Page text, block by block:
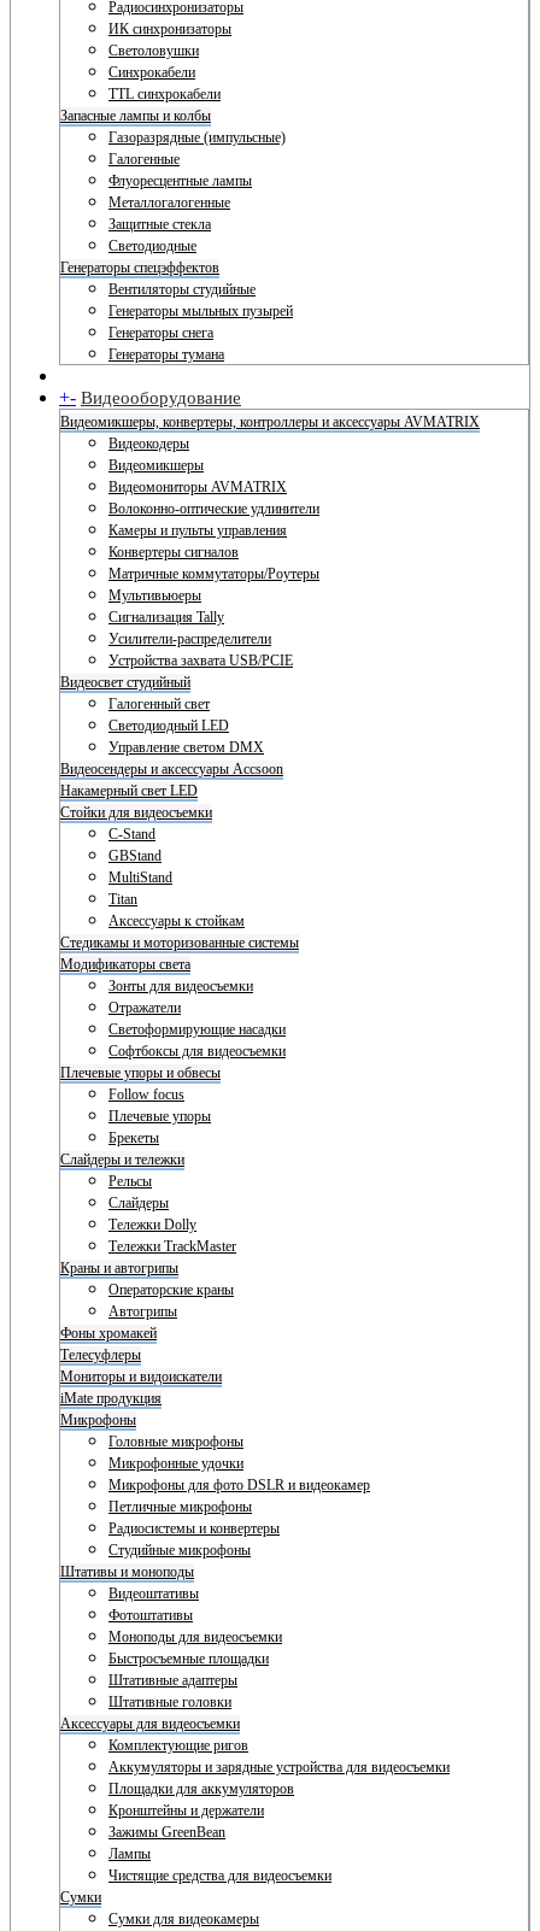
Радиосинхронизаторы
ИК синхронизаторы
Светоловушки
Синхрокабели
TTL синхрокабели
Запасные лампы и колбы
Газоразрядные (импульсные)
Галогенные
Флуоресцентные лампы
Металлогалогенные
Защитные стекла
Светодиодные
Генераторы спецэффектов
Вентиляторы студийные
Генераторы мыльных пузырей
Генераторы снега
Генераторы тумана
+- Видеооборудование
Видеомикшеры, конвертеры, контроллеры и аксессуары AVMATRIX
Видеокодеры
Видеомикшеры
Видеомониторы AVMATRIX
Волоконно-оптические удлинители
Камеры и пульты управления
Конвертеры сигналов
Матричные коммутаторы/Роутеры
Мультивьюеры
Сигнализация Tally
Усилители-распределители
Устройства захвата USB/PCIE
Видеосвет студийный
Галогенный свет
Светодиодный LED
Управление светом DMX
Видеосендеры и аксессуары Accsoon
Накамерный свет LED
Стойки для видеосъемки
C-Stand
GBStand
MultiStand
Titan
Аксессуары к стойкам
Стедикамы и моторизованные системы
Модификаторы света
Зонты для видеосъемки
Отражатели
Светоформирующие насадки
Софтбоксы для видеосъемки
Плечевые упоры и обвесы
Follow focus
Плечевые упоры
Брекеты
Слайдеры и тележки
Рельсы
Слайдеры
Тележки Dolly
Тележки TrackMaster
Краны и автогрипы
Операторские краны
Автогрипы
Фоны хромакей
Телесуфлеры
Мониторы и видоискатели
iMate продукция
Микрофоны
Головные микрофоны
Микрофонные удочки
Микрофоны для фото DSLR и видеокамер
Петличные микрофоны
Радиосистемы и конвертеры
Студийные микрофоны
Штативы и моноподы
Видеоштативы
Фотоштативы
Моноподы для видеосъемки
Быстросъемные площадки
Штативные адаптеры
Штативные головки
Аксессуары для видеосъемки
Комплектующие ригов
Аккумуляторы и зарядные устройства для видеосъемки
Площадки для аккумуляторов
Кронштейны и держатели
Зажимы GreenBean
Лампы
Чистящие средства для видеосъемки
Сумки
Сумки для видеокамеры